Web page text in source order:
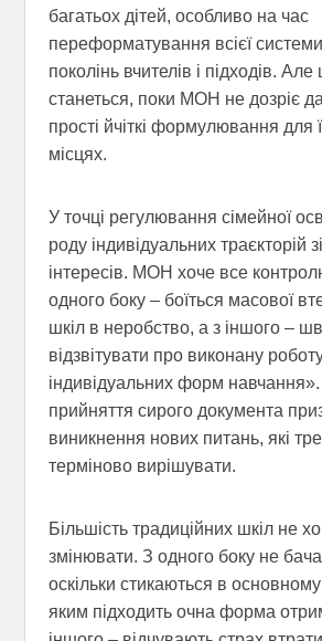
багатьох дітей, особливо на час
переформатування всієї системи
поколінь вчителів і підходів. Але
станеться, поки МОН не дозріє
прості йчіткі формулювання для
місцях.
У точці регулювання сімейної
роду індивідуальних траєкторій
інтересів. МОН хоче все
одного боку – боїться масової
шкіл в неробство, а з іншого –
відзвітувати про виконану роботу
індивідуальних форм
прийняття сирого документа
виникнення нових питань, які
терміново вирішувати.
Більшість традиційних шкіл не
змінювати. З одного боку не
оскільки стикаються в основному
яким підходить очна форма